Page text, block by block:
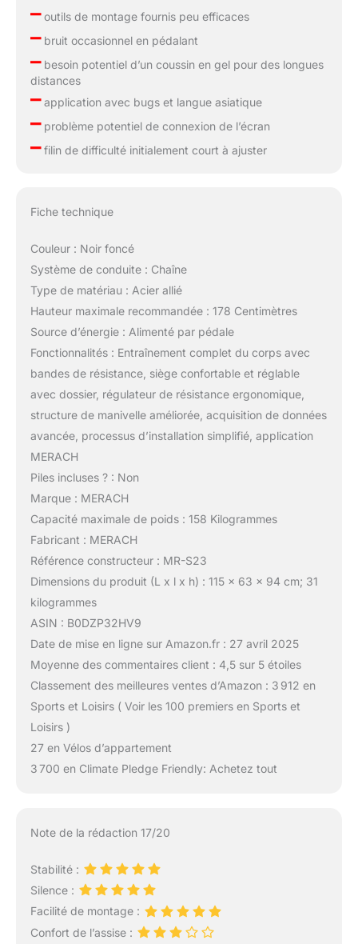
–outils de montage fournis peu efficaces
–bruit occasionnel en pédalant
–besoin potentiel d’un coussin en gel pour des longues
distances
–application avec bugs et langue asiatique
–problème potentiel de connexion de l’écran
–filin de difficulté initialement court à ajuster
Fiche technique
Couleur : Noir foncé
Système de conduite : Chaîne
Type de matériau : Acier allié
Hauteur maximale recommandée : 178 Centimètres
Source d’énergie : Alimenté par pédale
Fonctionnalités : Entraînement complet du corps avec
bandes de résistance, siège confortable et réglable
avec dossier, régulateur de résistance ergonomique,
structure de manivelle améliorée, acquisition de données
avancée, processus d’installation simplifié, application
MERACH
Piles incluses ? : Non
Marque : MERACH
Capacité maximale de poids : 158 Kilogrammes
Fabricant : MERACH
Référence constructeur : MR-S23
Dimensions du produit (L x l x h) : 115 x 63 x 94 cm; 31
kilogrammes
ASIN : B0DZP32HV9
Date de mise en ligne sur Amazon.fr : 27 avril 2025
Moyenne des commentaires client : 4,5 sur 5 étoiles
Classement des meilleures ventes d’Amazon : 3 912 en
Sports et Loisirs ( Voir les 100 premiers en Sports et
Loisirs )
27 en Vélos d’appartement
3 700 en Climate Pledge Friendly: Achetez tout
Note de la rédaction 17/20
Stabilité :
Silence :
Facilité de montage :
Confort de l’assise :